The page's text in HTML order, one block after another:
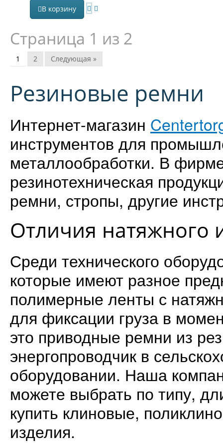
В корзину
Страница 1 из 2
1 2 Следующая »
Резиновые ремни
Интернет-магазин
инструментов для
металлообработки. В
резинотехническая
ремни, стропы, другие
Отличия натяжного
Среди технического
которые имеют разное
полимерные ленты с
для фиксации груза в
это приводные ремни из
энергопроводчик в
оборудовании. Наша
можете выбрать по типу,
купить клиновые,
изделия.